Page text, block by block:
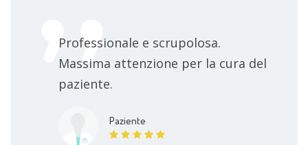
Professionale e scrupolosa.
Massima attenzione per la cura del
paziente.
Paziente